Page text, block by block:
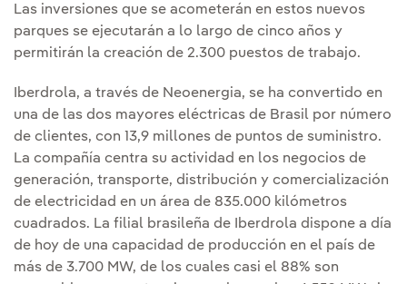
Las inversiones que se acometerán en estos nuevos
parques se ejecutarán a lo largo de cinco años y
permitirán la creación de 2.300 puestos de trabajo.
Iberdrola, a través de Neoenergia, se ha convertido en
una de las dos mayores eléctricas de Brasil por número
de clientes, con 13,9 millones de puntos de suministro.
La compañía centra su actividad en los negocios de
generación, transporte, distribución y comercialización
de electricidad en un área de 835.000 kilómetros
cuadrados. La filial brasileña de Iberdrola dispone a día
de hoy de una capacidad de producción en el país de
más de 3.700 MW, de los cuales casi el 88% son